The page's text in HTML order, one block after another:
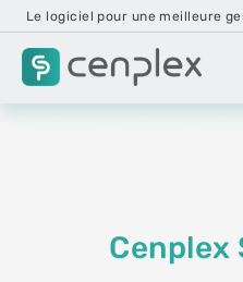
Le logiciel pour une meilleure